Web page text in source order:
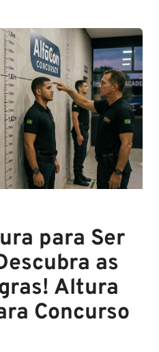
para Ser
as
Altura
Concurso